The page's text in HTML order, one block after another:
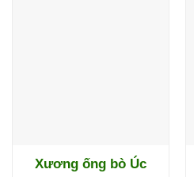
Xương ống bò Úc